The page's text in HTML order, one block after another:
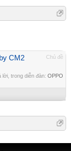
Chủ đề
CM2
lời, trong diễn đàn: OPPO